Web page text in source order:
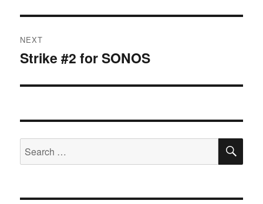
NEXT
Next
Strike #2 for SONOS
Search
for: